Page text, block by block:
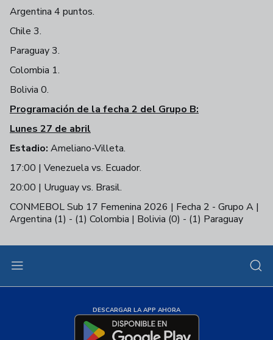
Argentina 4 puntos.
Chile 3.
Paraguay 3.
Colombia 1.
Bolivia 0.
Programación de la fecha 2 del Grupo B:
Lunes 27 de abril
Estadio: Ameliano-Villeta.
17:00 | Venezuela vs. Ecuador.
20:00 | Uruguay vs. Brasil.
CONMEBOL Sub 17 Femenina 2026 | Fecha 2 - Grupo A |
Argentina (1) - (1) Colombia | Bolivia (0) - (1) Paraguay
+33
DESCARGAR LA APP AHORA